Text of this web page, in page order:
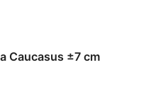
Caucasus ±7 cm